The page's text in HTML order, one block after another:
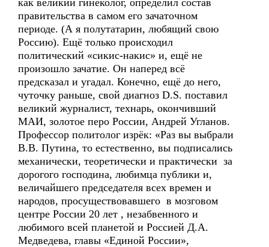
как великий гинеколог, определил состав
правительства в самом его зачаточном
периоде. (А я полутатарин, любящий свою
Россию). Ещё только происходил
политический «сикис-накис» и, ещё не
произошло зачатие. Он наперед всё
предсказал и угадал. Конечно, ещё до него,
чуточку раньше, свой диагноз D.S. поставил
великий журналист, технарь, окончивший
МАИ, золотое перо России, Андрей Угланов.
Профессор политолог изрёк: «Раз вы выбрали
В.В. Путина, то естественно, вы подписались
механически, теоретически и практически за
дорогого господина, любимца публики и,
величайшего председателя всех времен и
народов, просуществовавшего в мозговом
центре России 20 лет , незабвенного и
любимого всей планетой и Россией Д.А.
Медведева, главы «Единой России»,